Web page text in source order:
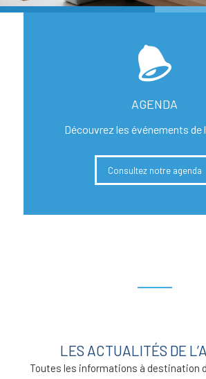
AGENDA
Découvrez les événements de
Consultez notre agenda
LES ACTUALITÉS DE
Toutes les informations à destination